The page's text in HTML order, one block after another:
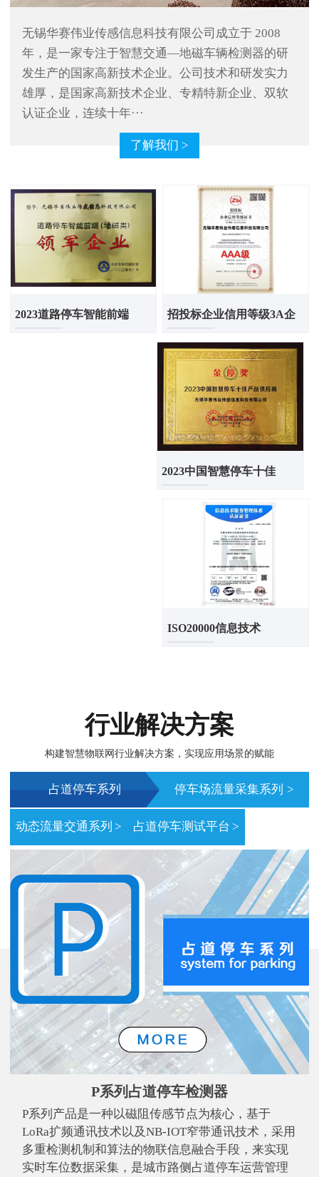
无锡华赛伟业传感信息科技有限公司成立于 2008
年，是一家专注于智慧交通—地磁车辆检测器的研
发生产的国家高新技术企业。公司技术和研发实力
雄厚，是国家高新技术企业、专精特新企业、双软
认证企业，连续十年···
了解我们 >
2023道路停车智能前端 招投标企业信用等级3A企
2023中国智慧停车十佳
ISO20000信息技术
行业解决方案
构建智慧物联网行业解决方案，实现应用场景的赋能
占道停车系列
>
停车场流量采集系列 >
动态流量交通系列 > 占道停车测试平台 >
P系列占道停车检测器
P系列产品是一种以磁阻传感节点为核心，基于
LoRa扩频通讯技术以及NB-IOT窄带通讯技术，采用
多重检测机制和算法的物联信息融合手段，来实现
实时车位数据采集，是城市路侧占道停车运营管理